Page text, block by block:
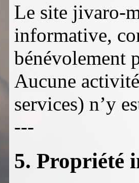
Le site jivaro-
informative,
bénévolement
Aucune
services) n’y
---
5. Propriété